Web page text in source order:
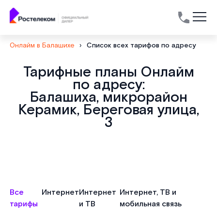
Онлайм в Балашихе › Список всех тарифов по адресу
Тарифные планы Онлайм
по адресу:
Балашиха, микрорайон
Керамик, Береговая улица,
3
Все
тарифы
ИнтернетИнтернет
и ТВ
Интернет, ТВ и
мобильная связь